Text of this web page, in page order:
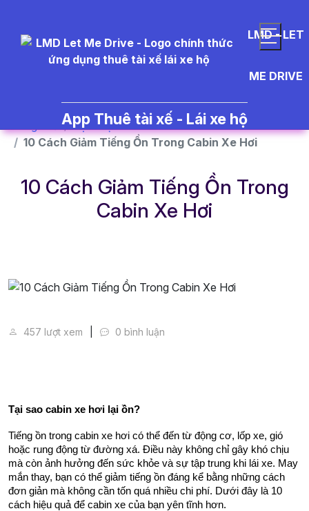
LMD - LET
ME DRIVE
App Thuê tài xế - Lái xe hộ
Trang chủ
Dịch vụ
10 Cách Giảm Tiếng Ồn Trong Cabin Xe Hơi
10 Cách Giảm Tiếng Ồn Trong
Cabin Xe Hơi
457 lượt xem 0 bình luận
Tại sao cabin xe hơi lại ồn?
Tiếng ồn trong cabin xe hơi có thể đến từ động cơ, lốp xe, gió
hoặc rung động từ đường xá. Điều này không chỉ gây khó chịu
mà còn ảnh hưởng đến sức khỏe và sự tập trung khi lái xe. May
mắn thay, bạn có thể giảm tiếng ồn đáng kể bằng những cách
đơn giản mà không cần tốn quá nhiều chi phí. Dưới đây là 10
cách hiệu quả để cabin xe của bạn yên tĩnh hơn.